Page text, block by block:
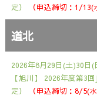
定）
（申込締切：1/13(
道北
2026年8月29日(土)30日(
【旭川】
2026年度第3
定）
（申込締切：8/5(水